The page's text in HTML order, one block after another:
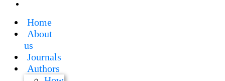
Home
About
us
Journals
Authors